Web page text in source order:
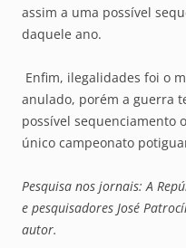
assim a uma possível
daquele ano.
Enfim, ilegalidades foi o
anulado, porém a guerra
possível sequenciamento
único campeonato
Pesquisa nos jornais: A
e pesquisadores José
autor.